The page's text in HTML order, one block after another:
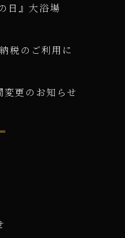
日』大浴場
税のご利用に
更のお知らせ